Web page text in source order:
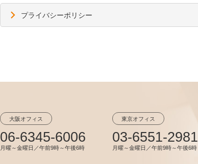
プライバシーポリシー
大阪オフィス
06-6345-6006
月曜～金曜日／午前9時～午後6時
東京オフィス
03-6551-2981
月曜～金曜日／午前9時～午後6時